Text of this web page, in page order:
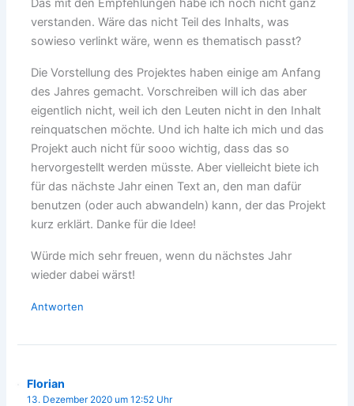
Das mit den Empfehlungen habe ich noch nicht ganz
verstanden. Wäre das nicht Teil des Inhalts, was
sowieso verlinkt wäre, wenn es thematisch passt?
Die Vorstellung des Projektes haben einige am Anfang
des Jahres gemacht. Vorschreiben will ich das aber
eigentlich nicht, weil ich den Leuten nicht in den Inhalt
reinquatschen möchte. Und ich halte ich mich und das
Projekt auch nicht für sooo wichtig, dass das so
hervorgestellt werden müsste. Aber vielleicht biete ich
für das nächste Jahr einen Text an, den man dafür
benutzen (oder auch abwandeln) kann, der das Projekt
kurz erklärt. Danke für die Idee!
Würde mich sehr freuen, wenn du nächstes Jahr
wieder dabei wärst!
Antworten
Florian
13. Dezember 2020 um 12:52 Uhr